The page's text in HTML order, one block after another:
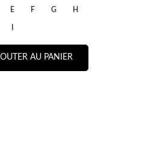
E F G H
AU PANIER